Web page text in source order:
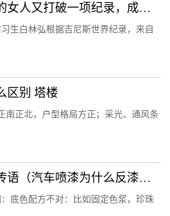
世界上嘴巴最大的女人又打破一项纪录，成为嘴巴最宽的女性，可以轻松塞进一整盒薯条
生白林弘根据吉尼斯世界纪录，来自
区别 塔楼
南正北，户型格局方正；采光、通风条
汽车钣金喷漆宣传语（汽车喷漆为什么反漆？）
底色配方不对：比如固定色浆，珍珠